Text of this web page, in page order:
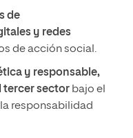
de
y redes
de acción social.
y responsable,
tercer sector bajo el
responsabilidad